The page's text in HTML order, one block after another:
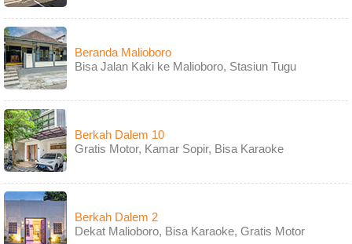
Beranda Malioboro
Bisa Jalan Kaki ke Malioboro, Stasiun Tugu
Berkah Dalem 10
Gratis Motor, Kamar Sopir, Bisa Karaoke
Berkah Dalem 2
Dekat Malioboro, Bisa Karaoke, Gratis Motor